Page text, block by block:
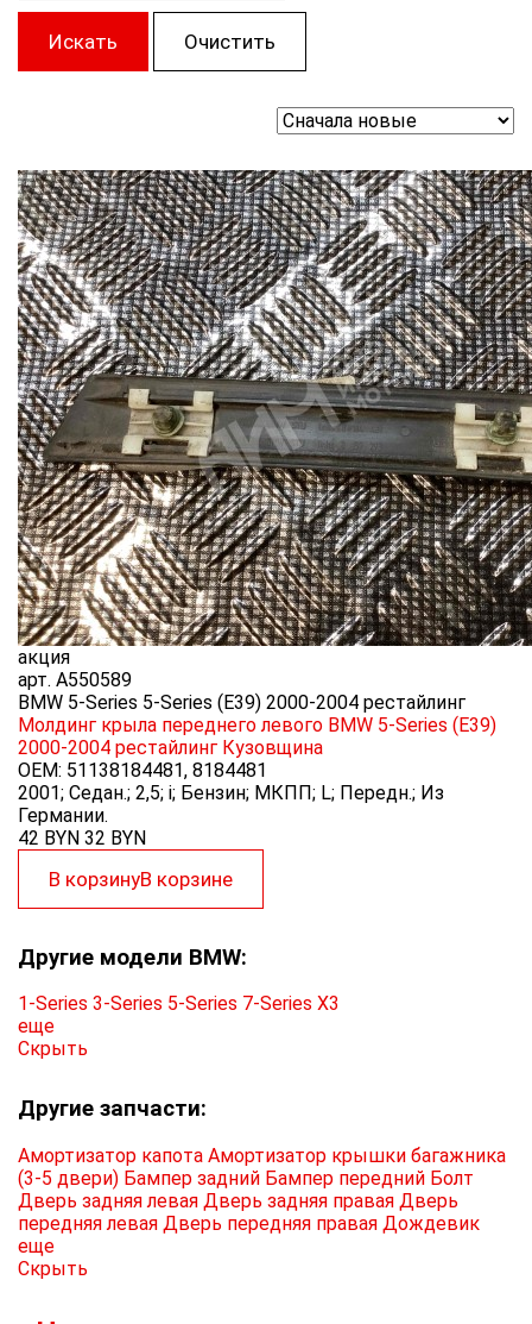
Искать Очистить
акция
арт. A550589
BMW 5-Series 5-Series (E39) 2000-2004 рестайлинг
Молдинг крыла переднего левого BMW 5-Series (E39)
2000-2004 рестайлинг Кузовщина
OEM: 51138184481, 8184481
2001; Седан.; 2,5; i; Бензин; МКПП; L; Передн.; Из
Германии.
42 BYN 32 BYN
В корзинуВ корзине
Другие модели BMW:
1-Series 3-Series 5-Series 7-Series X3
еще
Скрыть
Другие запчасти:
Амортизатор капота Амортизатор крышки багажника
(3-5 двери) Бампер задний Бампер передний Болт
Дверь задняя левая Дверь задняя правая Дверь
передняя левая Дверь передняя правая Дождевик
еще
Скрыть